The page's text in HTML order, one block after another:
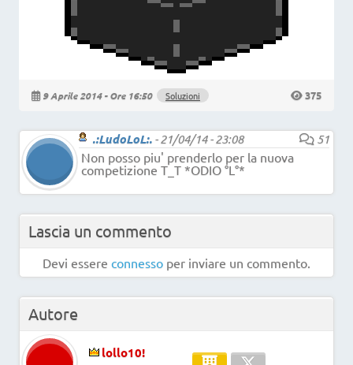
9 Aprile 2014 - Ore 16:50 Soluzioni 375
.:LudoLoL:. -21/04/14 - 23:08
51
Non posso piu' prenderlo per la nuova
competizione T_T *ODIO °L°*
Lascia un commento
Devi essere connesso per inviare un commento.
Autore
lollo10!